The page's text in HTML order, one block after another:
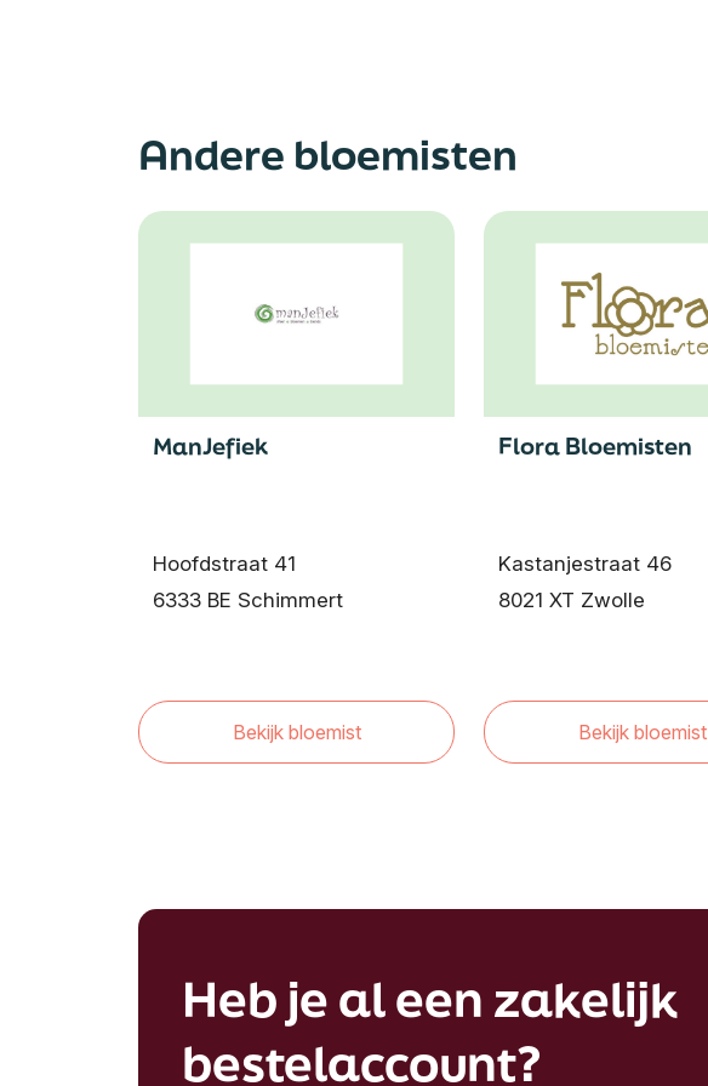
Andere bloemisten
ManJefiek
Hoofdstraat 41
6333 BE Schimmert
Bekijk bloemist
Flora Bloemisten
Kastanjestraat 46
8021 XT Zwolle
Bekijk bloemist
Heb je al een zakelijk
bestelaccount?